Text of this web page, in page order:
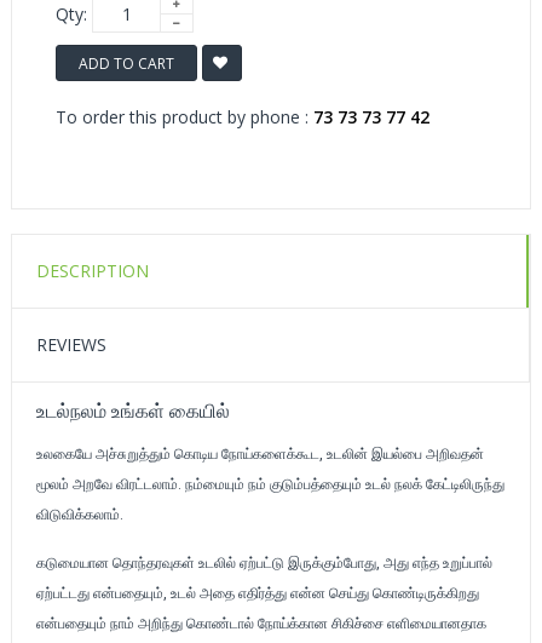
Qty:
ADD TO CART
To order this product by phone : 73 73 73 77 42
DESCRIPTION
REVIEWS
உடல்நலம் உங்கள் கையில்
உலகையே அச்சுறுத்தும் கொடிய நோய்களைக்கூட, உடலின் இயல்பை அறிவதன்
மூலம் அறவே விரட்டலாம். நம்மையும் நம் குடும்பத்தையும் உடல் நலக் கேட்டிலிருந்து
விடுவிக்கலாம்.
கடுமையான தொந்தரவுகள் உடலில் ஏற்பட்டு இருக்கும்போது, அது எந்த உறுப்பால்
ஏற்பட்டது என்பதையும், உடல் அதை எதிர்த்து என்ன செய்து கொண்டிருக்கிறது
என்பதையும் நாம் அறிந்து கொண்டால் நோய்க்கான சிகிச்சை எளிமையானதாக